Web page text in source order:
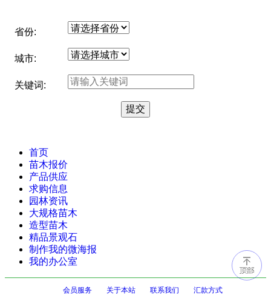
省份:
城市:
关键词:
首页
苗木报价
产品供应
求购信息
园林资讯
大规格苗木
造型苗木
精品景观石
制作我的微海报
我的办公室
会员服务 关于本站 联系我们 汇款方式